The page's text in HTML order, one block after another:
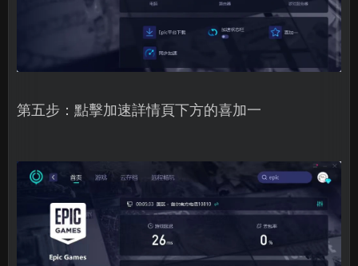
第五步：點擊加速詳情頁下方的喜加一